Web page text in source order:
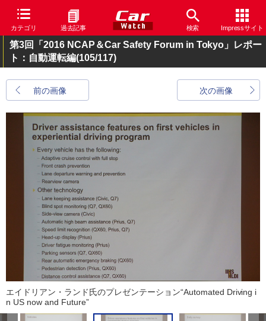
カテゴリ 過去記事 検索 Impressサイト
第3回「2016 NCAP＆Car Safety Forum in Tokyo」レポー
ト：自動運転編(105/117)
前の画像 次の画像
エイドリアン・ランド氏のプレゼンテーション“Automated Driving i
n US now and Future”